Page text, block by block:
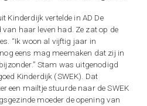
Kinderdijk vertelde in AD De
haar leven had. Ze zat op de
“Ik woon al vijftig jaar in
eens mag meemaken dat zij in
Stam was uitgenodigd
Kinderdijk (SWEK). Dat
een mailtje stuurde naar de SWEK
moeder de opening van